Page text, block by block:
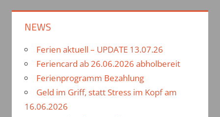
h
e
n
a
c
h
c
NEWS
Ferien aktuell – UPDATE 13.07.26
Feriencard ab 26.06.2026 abholbereit
Ferienprogramm Bezahlung
Geld im Griff, statt Stress im Kopf am
16.06.2026